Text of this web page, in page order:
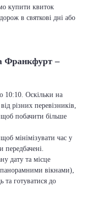
купити квиток
в святкові дні або
Франкфурт –
10:10. Оскільки на
різних перевізників,
побачити більше
мінімізувати час у
передбачені.
дату та місце
панорамними вікнами),
та готуватися до